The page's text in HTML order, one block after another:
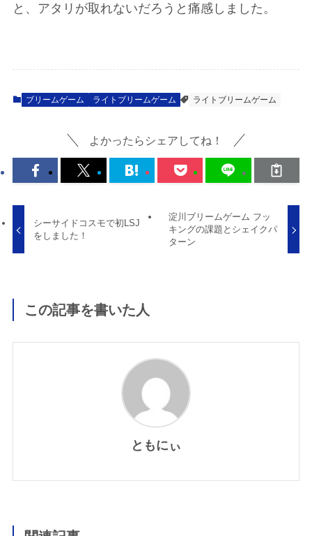
と、アタリが取れないだろうと痛感しました。
ブリームゲーム ライトブリームゲーム ライトブリームゲーム
よかったらシェアしてね！
シーサイドコスモで初LSJ
をしました！
淀川ブリームゲーム フッ
キングの課題とシェイクパ
ターン
この記事を書いた人
ともにぃ